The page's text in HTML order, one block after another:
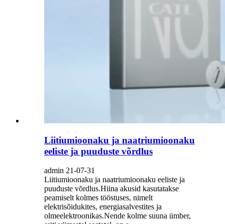
Liitiumioonaku ja naatriumioonaku
eeliste ja puuduste võrdlus
admin 21-07-31
Liitiumioonaku ja naatriumioonaku eeliste ja
puuduste võrdlus.Hiina akusid kasutatakse
peamiselt kolmes tööstuses, nimelt
elektrisõidukites, energiasalvestites ja
olmeelektroonikas.Nende kolme suuna ümber,